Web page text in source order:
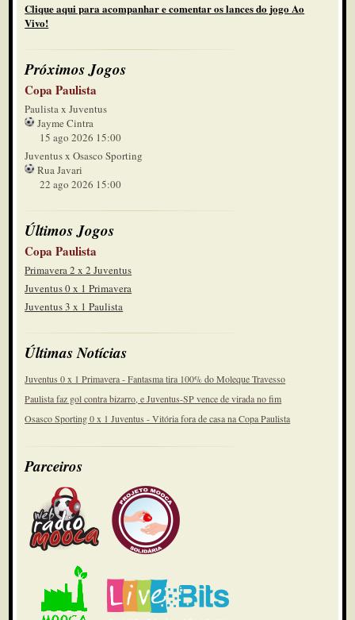
Clique aqui para acompanhar e comentar os lances do jogo Ao
Vivo!
Próximos Jogos
Copa Paulista
Paulista x Juventus
Jayme Cintra
15 ago 2026 15:00
Juventus x Osasco Sporting
Rua Javari
22 ago 2026 15:00
Últimos Jogos
Copa Paulista
Primavera 2 x 2 Juventus
Juventus 0 x 1 Primavera
Juventus 3 x 1 Paulista
Últimas Notícias
Juventus 0 x 1 Primavera - Fantasma tira 100% do Moleque Travesso
Paulista faz gol contra bizarro, e Juventus-SP vence de virada no fim
Osasco Sporting 0 x 1 Juventus - Vitória fora de casa na Copa Paulista
Parceiros